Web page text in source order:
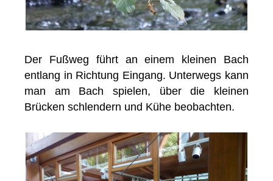
Der Fußweg führt an einem kleinen Bach
entlang in Richtung Eingang. Unterwegs kann
man am Bach spielen, über die kleinen
Brücken schlendern und Kühe beobachten.